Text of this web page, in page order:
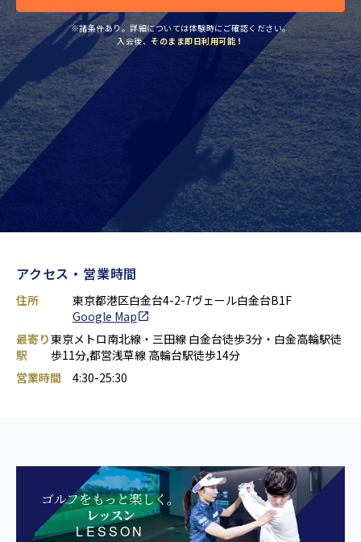
※諸条件あり。詳細については体験時にご確認ください。
入会後、そのまま即日利用可能！
アクセス・営業時間
住所
東京都港区白金台4-2-7ヴェール白金台B1F
Google Map
最寄り
駅
東京メトロ南北線・三田線 白金台徒歩3分・白金高輪駅徒
歩11分,都営浅草線 高輪台駅徒歩14分
営業時間
4:30-25:30
ゴルフをもっと楽しく。
レッスン
LESSON